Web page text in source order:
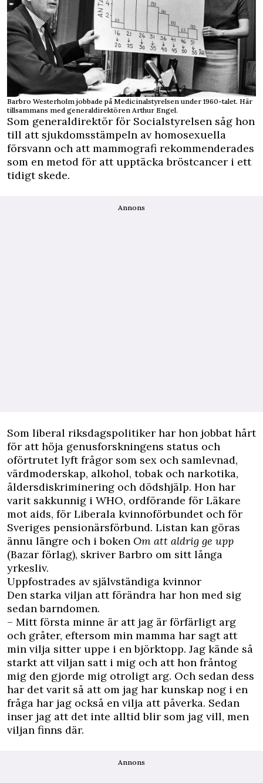
Barbro Westerholm jobbade på Medicinalstyrelsen under 1960-talet. Här
tillsammans med generaldirektören Arthur Engel.
Som generaldirektör för Socialstyrelsen såg hon
till att sjukdomsstämpeln av homosexuella
försvann och att mammografi rekommenderades
som en metod för att upptäcka bröstcancer i ett
tidigt skede.
Annons
Som liberal riksdagspolitiker har hon jobbat hårt
för att höja genusforskningens status och
oförtrutet lyft frågor som sex och samlevnad,
värdmoderskap, alkohol, tobak och narkotika,
åldersdiskriminering och dödshjälp. Hon har
varit sakkunnig i WHO, ordförande för Läkare
mot aids, för Liberala kvinnoförbundet och för
Sveriges pensionärsförbund. Listan kan göras
ännu längre och i boken Om att aldrig ge upp
(Bazar förlag), skriver Barbro om sitt långa
yrkesliv.
Uppfostrades av självständiga kvinnor
Den starka viljan att förändra har hon med sig
sedan barndomen.
– Mitt första minne är att jag är förfärligt arg
och gråter, eftersom min mamma har sagt att
min vilja sitter uppe i en björktopp. Jag kände så
starkt att viljan satt i mig och att hon fråntog
mig den gjorde mig otroligt arg. Och sedan dess
har det varit så att om jag har kunskap nog i en
fråga har jag också en vilja att påverka. Sedan
inser jag att det inte alltid blir som jag vill, men
viljan finns där.
Annons